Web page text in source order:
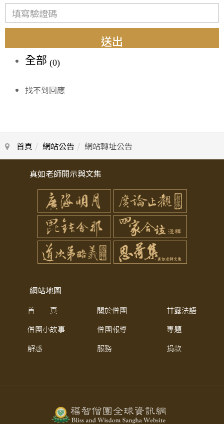
送出
全部 (0)
找不到回應
首頁 網站公告 網站轉址公告
真如老師開示與文集
網站地圖
首 頁 關於僧團
甘露法語
僧團小故事
僧團報導
專題
解惑
服務 捐款